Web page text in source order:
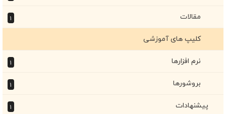
مقالات
کلیپ های آموزشی
نرم افزارها
بروشورها
پیشنهادات